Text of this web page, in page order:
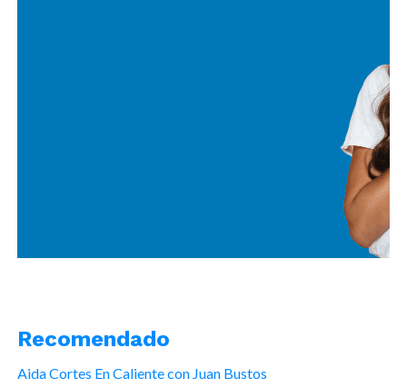
Recomendado
Aida Cortes En Caliente con Juan Bustos